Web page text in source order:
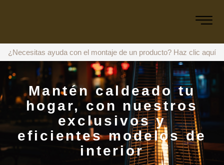
¿Necesitas ayuda con el montaje de un producto? Haz clic aquí
Mantén caldeado tu
hogar, con nuestros
exclusivos y
eficientes modelos de
interior